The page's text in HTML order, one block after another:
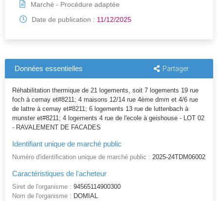
Marché - Procédure adaptée
Date de publication : 11/12/2025
Données essentielles Partager
Réhabilitation thermique de 21 logements, soit 7 logements 19 rue
foch à cernay et#8211; 4 maisons 12/14 rue 4ème dmm et 4/6 rue
de lattre à cernay et#8211; 6 logements 13 rue de luttenbach à
munster et#8211; 4 logements 4 rue de l'ecole à geishouse - LOT 02
- RAVALEMENT DE FACADES
Identifiant unique de marché public
Numéro d'identification unique de marché public : 2025-24TDM06002
Caractéristiques de l'acheteur
Siret de l'organisme : 94565114900300
Nom de l'organisme : DOMIAL